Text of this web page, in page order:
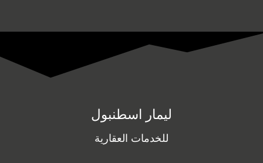
ليمار اسطنبول
للخدمات العقارية